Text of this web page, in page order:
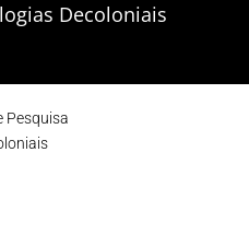
Decoloniais
Pesquisa